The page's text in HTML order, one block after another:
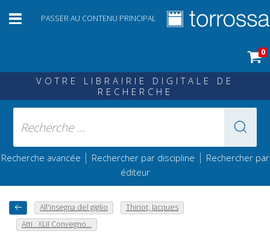
PASSER AU CONTENU PRINCIPAL
0
VOTRE LIBRAIRIE DIGITALE DE
RECHERCHE
Recherche avancée | Rechercher par discipline | Rechercher par
éditeur
All'insegna del giglio
Thiriot, Jacques
Atti : XLII Convegno...